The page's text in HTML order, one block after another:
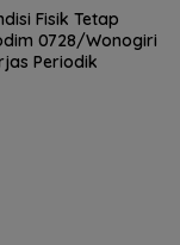
Fisik Tetap
0728/Wonogiri
Periodik